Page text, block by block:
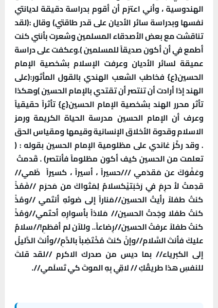
الهندوسية ، وأني اعتزم أن أقوم بدراسة دقيقة لديانتي
نفسها وبدراسة سائر الأديان على قدر طاقتي) وقال :(لقد
تناقشت مع بعض الأصدقاء المسلمين وشعرت بأنني كنت
أطمع في أن أكون صديقاً للمسلمين ).وعكفت على دراسة
عميقة لسائر الأديان وعرفت الإسلام بشخصية الإمام
الحسين{ع} فخاطب الشعب الهندي بالقول المأثور:(على
الهند إذا أرادت أن تنتصر أن تقتدي بالإمام الحسين )وهكذا
تأثر محرر الهند بشخصية الإمام الحسين{ع} تأثراً حقيقياً
وعرف أن الإمام الحسين مدرسة الحياة الكريمة ورمز
الاسلام وقدوة الأخلاق الإنسانية وقيمها ومقياس الحق
. وقد ركّز غاندي على مظلومية الإمام الحسين بقوله : (
تعلمت من الحسين كيف أكون مظلوماً فأنتصر) . قَدمتُ
وعَفْوَكَ عن مَقدَمي ///حسيراً ، أسيراً ، كسيراً ظَمي//
قدِمتُ لأ حرِمَ في رَحْبَتيْكسلامٌ لِمَثواكَ من مَحرَم //فَمُذْ
كنتُ طفلاً رأيتُ الحسين//مَناراً إلى ضوئهِ أنتَمي //ومُذْ
كنتُ طفلا وجَدتُ الحسين// مَلاذاً بأسوارِهِ أحتَمي//وَمُذْ
كنتُ طفلاً عرفتُ الحسين//رِضاعاً.. وللآن لم أفطَمِ!//سلامٌ
عليكَ فأنتَ السَّلام//وإنْ كنتَ مُخْتَضِباً بالدَّمِ//وأنتَ الدَّليلُ
إلى الكبرياء// بما ديس من صدرك الاكرم //لقد قلتَ
للنفسِ هذا طريقُكِ // لاقِي بِهِ الموتَ كي تَسلَمي//.